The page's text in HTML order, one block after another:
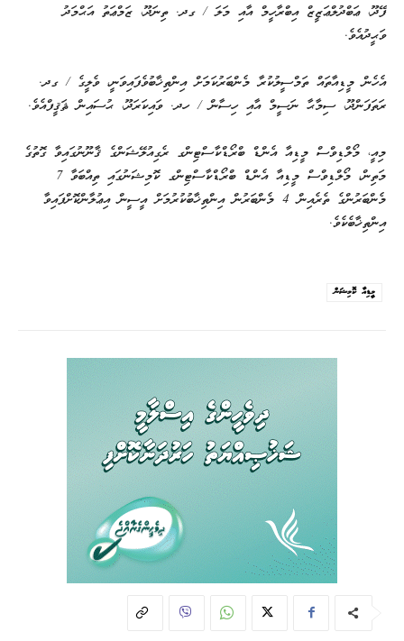
ފޭދޫ، ޢަބްދުލްޢަޒީޒް އިބްރާހީމް އާއި މަލަ / ގދ. ތިނަދޫ، ޒަމްޢަތު އަޙްމަދު
ވަޙީދުއެވެ.
އެހެން މީޑިއާތައް ތަމްސީލުކުރާ މެންބަރުކަމަށް އިންތިޚާބުވެފައިވަނީ، ވެލީގެ / ގދ.
ރަތަފަންދޫ، ސިމާޙާ ނަސީމް އާއި ހިސާން / ހދ. ވައިކަރަދޫ، ޙުސައިން ޘަޤީފްއެވެ.
މިއީ، މޯލްޑިވްސް މީޑިއާ އެންޑް ބްރޯޑްކާސްޓިންގ ރެގިއުލޭޝަންގެ ޤާނޫނުގައިވާ ގޮތުގެ
މަތިން، މޯލްޑިވްސް މީޑިއާ އެންޑް ބްރޯޑްކާސްޓިންގ ކޮމިޝަނުގައި ތިއްބަވާ 7
މެންބަރުންގެ ތެރެއިން 4 މެންބަރުން އިންތިޚާބުކުރުމަށް އީސީން އިޢުލާންކޮށްފައިވާ
އިންތިޚާބެކެވެ.
މީޑިއާ ކޮމިޝަން